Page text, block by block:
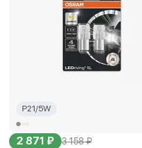
P21/5W
2 871 ₽ 3 158 ₽